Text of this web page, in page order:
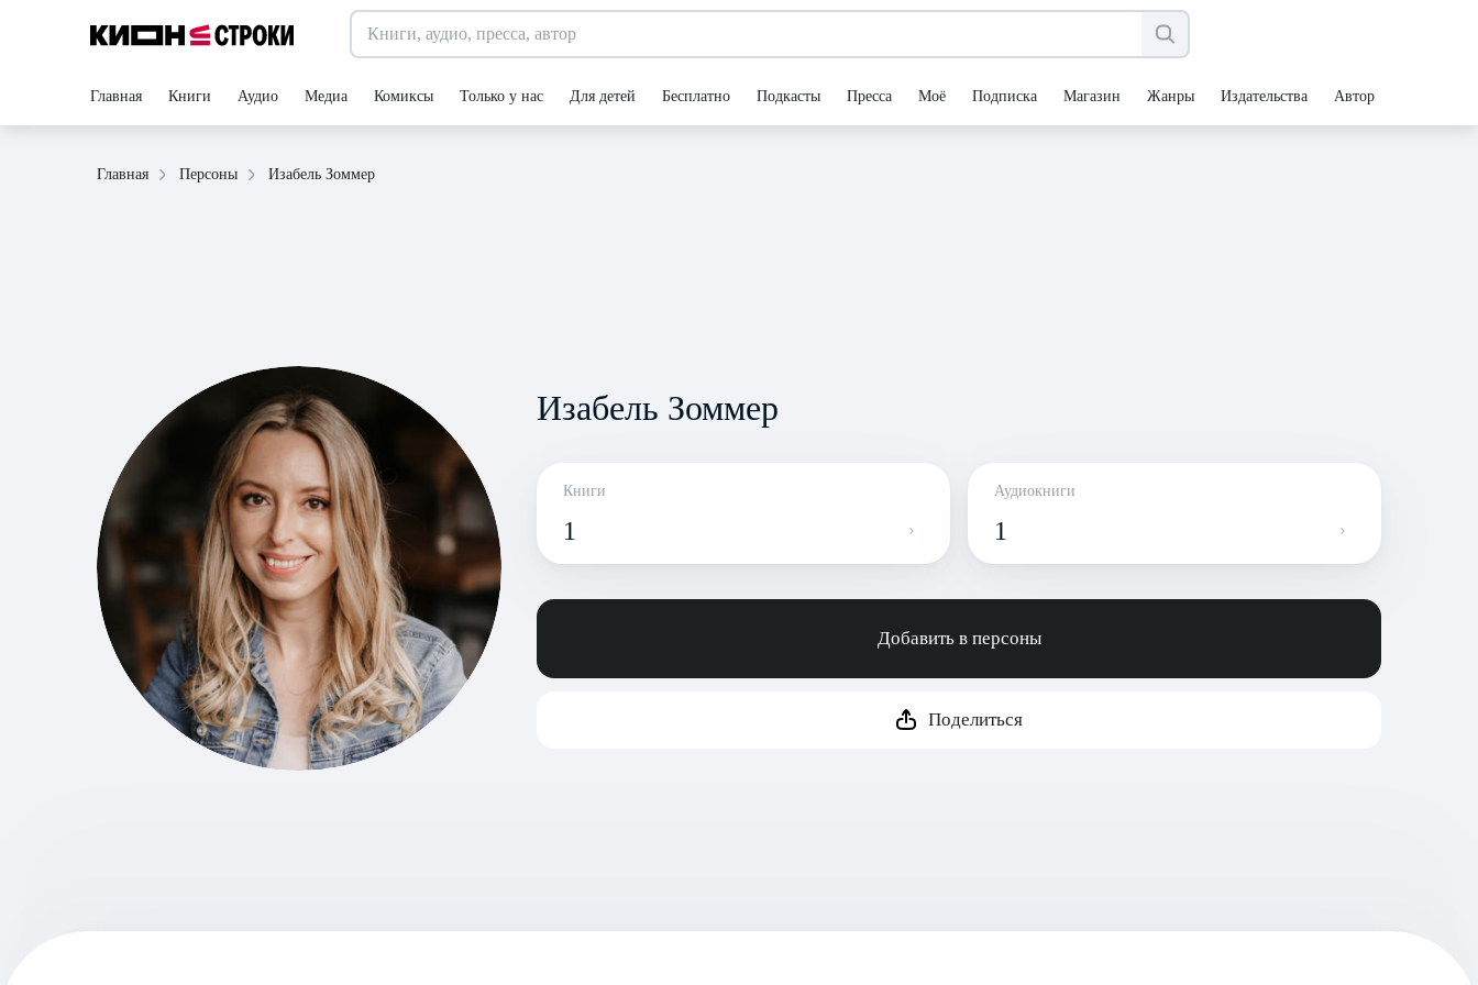
Главная Книги Аудио Медиа Комиксы Только у нас Для детей Бесплатно Подкасты Пресса Моё Подписка Магазин Жанры Издательства Авторы
Главная Персоны Изабель Зоммер
Изабель Зоммер
Книги
1
Аудиокниги
1
Добавить в персоны
Поделиться